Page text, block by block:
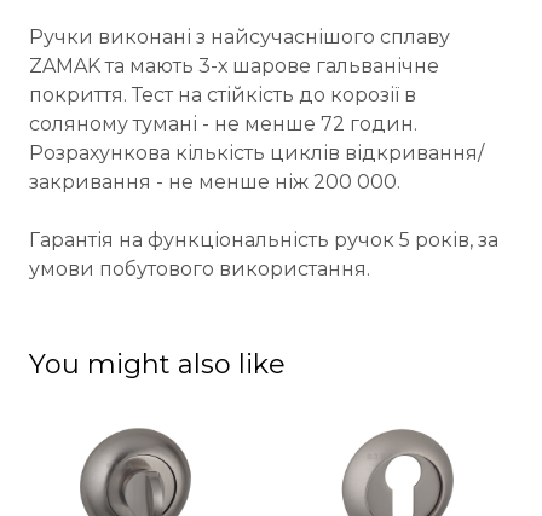
Ручки виконані з найсучаснішого сплаву
ZAMAK та мають 3-х шарове гальванічне
покриття. Тест на стійкість до корозії в
соляному тумані - не менше 72 годин.
Розрахункова кількість циклів відкривання/
закривання - не менше ніж 200 000.
Гарантія на функціональність ручок 5 років, за
умови побутового використання.
You might also like